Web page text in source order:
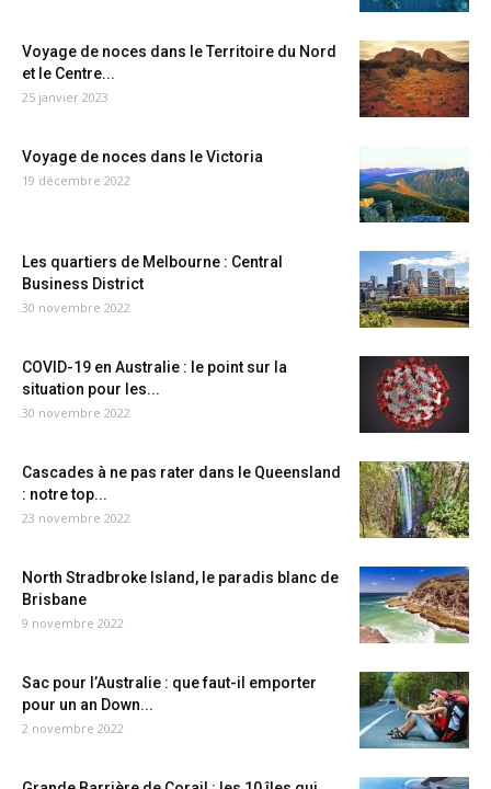
Voyage de noces dans le Territoire du Nord
et le Centre...
25 janvier 2023
Voyage de noces dans le Victoria
19 décembre 2022
Les quartiers de Melbourne : Central
Business District
30 novembre 2022
COVID-19 en Australie : le point sur la
situation pour les...
30 novembre 2022
Cascades à ne pas rater dans le Queensland
: notre top...
23 novembre 2022
North Stradbroke Island, le paradis blanc de
Brisbane
9 novembre 2022
Sac pour l’Australie : que faut-il emporter
pour un an Down...
2 novembre 2022